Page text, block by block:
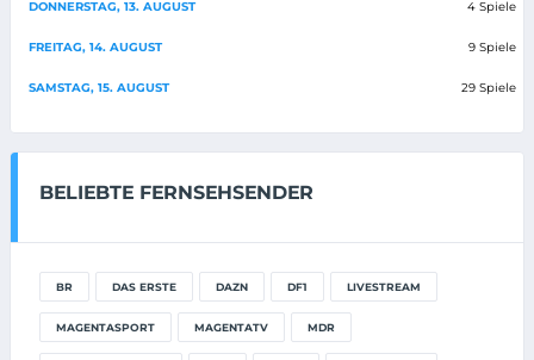
DONNERSTAG, 13. AUGUST 4 Spiele
FREITAG, 14. AUGUST 9 Spiele
SAMSTAG, 15. AUGUST 29 Spiele
BELIEBTE FERNSEHSENDER
BR DAS ERSTE DAZN DF1 LIVESTREAM
MAGENTASPORT MAGENTATV MDR